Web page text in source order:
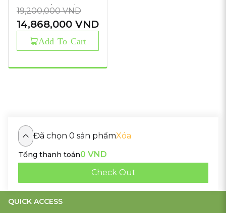
truyện theo phong
cách Nhật Bản
19,200,000VND
Original
price
14,868,000 VND
Current
price
Add To Cart
Đã chọn 0 sản phẩmXóa
Tổng thanh toán0 VND
Check Out
QUICK ACCESS